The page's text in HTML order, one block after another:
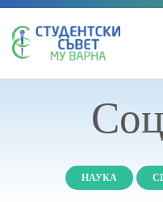
НАУКА